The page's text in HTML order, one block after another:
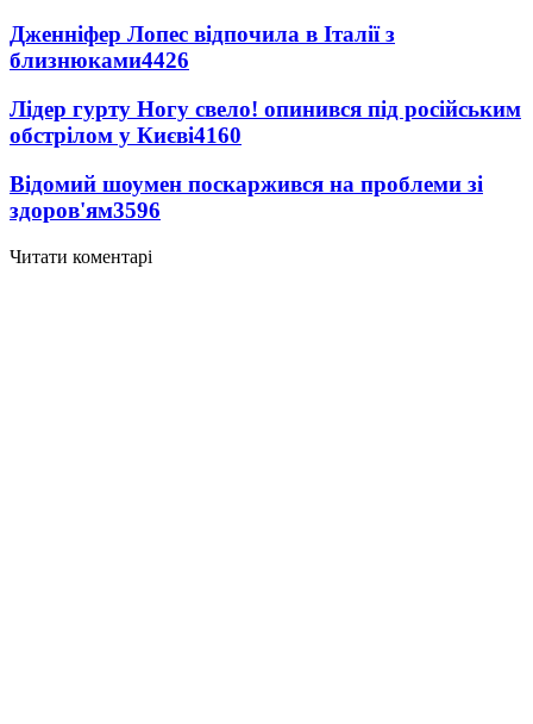
Дженніфер Лопес відпочила в Італії з
близнюками4426
Лідер гурту Ногу свело! опинився під російським
обстрілом у Києві4160
Відомий шоумен поскаржився на проблеми зі
здоров'ям3596
Читати коментарі